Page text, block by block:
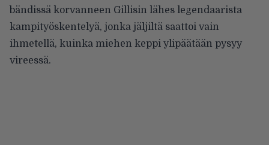
bändissä korvanneen Gillisin lähes legendaarista
kampityöskentelyä, jonka jäljiltä saattoi vain
ihmetellä, kuinka miehen keppi ylipäätään pysyy
vireessä.